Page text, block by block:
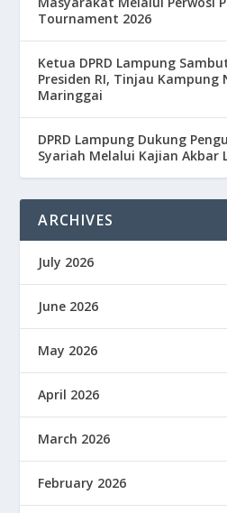
Tournament 2026
Ketua DPRD Lampung
Presiden RI, Tinjau Kampung
Maringgai
DPRD Lampung Dukung
Syariah Melalui Kajian Akbar
ARCHIVES
July 2026
June 2026
May 2026
April 2026
March 2026
February 2026